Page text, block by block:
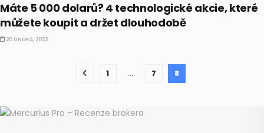
Máte 5 000 dolarů? 4 technologické akcie, které
můžete koupit a držet dlouhodobě
20 ÚNORA, 2022
1 … 7 8